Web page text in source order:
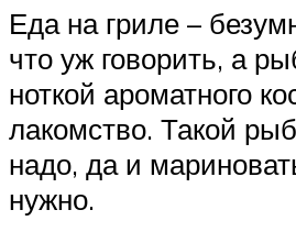
Еда на гриле –
что уж говорить, а
ноткой ароматного
лакомство. Такой
надо, да и
нужно.